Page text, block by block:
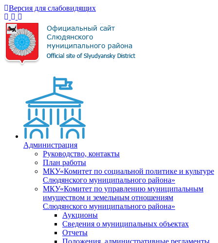
Версия для слабовидящих
Администрация
Руководство, контакты
План работы
МКУ«Комитет по социальной политике и культуре
Слюдянского муниципального района»
МКУ«Комитет по управлению муниципальным
имуществом и земельным отношениям
Слюдянского муниципального района»
Аукционы
Сведения о муниципальных объектах
Отчеты
Положения, административные регламенты